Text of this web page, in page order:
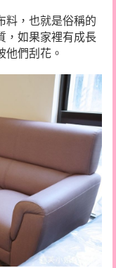
料，也就是俗稱的
，如果家裡有成長
他們刮花。